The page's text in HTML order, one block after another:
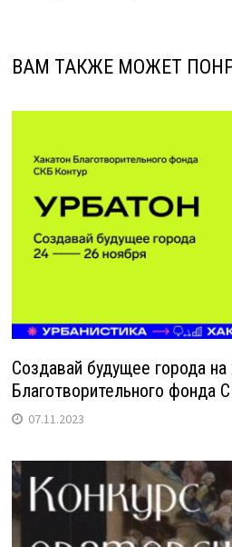
ВАМ ТАКЖЕ МОЖЕТ
Создавай будущее города на
Благотворительного фонда
07.11.2023